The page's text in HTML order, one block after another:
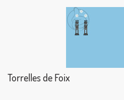
Torrelles de Foix